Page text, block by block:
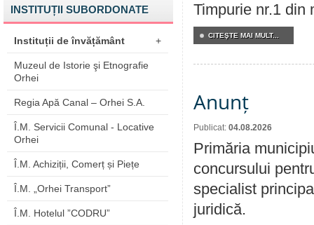
INSTITUȚII SUBORDONATE
Instituții de învățământ +
Muzeul de Istorie şi Etnografie
Orhei
Regia Apă Canal – Orhei S.A.
Î.M. Servicii Comunal - Locative
Orhei
Î.M. Achiziții, Comerț și Piețe
Î.M. „Orhei Transport”
Î.M. Hotelul ”CODRU”
Timpurie nr.1 din
CITEŞTE MAI MULT...
Anunț
Publicat: 04.08.2026
Primăria
concursului
specialist
juridică.